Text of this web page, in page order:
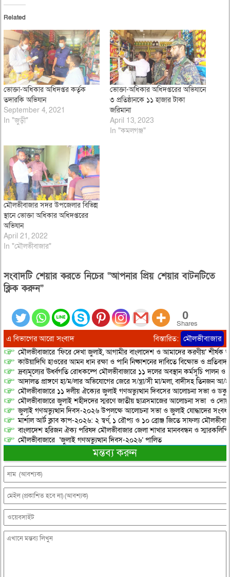
Related
ভোক্তা-অধিকার অধিদপ্তর কর্তৃক
তদারকি অভিযান
September 4, 2021
In "জুড়ী"
ভোক্তা-অধিকার অধিদপ্তরের অভিযানে
৩ প্রতিষ্ঠানকে ১১ হাজার টাকা
জরিমানা
April 13, 2023
In "কমলগঞ্জ"
মৌলভীবাজার সদর উপজেলার বিভিন্ন
স্থানে ভোক্তা অধিকার অধিদপ্তরের
অভিযান
April 21, 2022
In "মৌলভীবাজার"
সংবাদটি শেয়ার করতে নিচের “আপনার প্রিয় শেয়ার বাটনটিতে
ক্লিক করুন”
0
Shares
এ বিভাগের আরো সংবাদ বিস্তারিত: মৌলভীবাজার
মৌলভীবাজারে ‘ফিরে দেখা জুলাই, আগামীর বাংলাদেশ ও আমাদের করণীয়’ শীর্ষক
কাউয়াদিঘি হাওরের আমন ধান রক্ষা ও পানি নিষ্কাশনের দাবিতে বিক্ষোভ ও
দ্রব্যমূল্যের ঊর্ধ্বগতি রোধকল্পে মৌলভীবাজারে ১১ দলের অবস্থান কর্মসূচি পালন ও
আদালত প্রাঙ্গণে হা/ম/লার অভিযোগের জেরে স/ন্ত্রা/সী মা/মলা, বাদীসহ তিনজন আ/
মৌলভীবাজারে ১১ দলীয় ঐক্যের জুলাই গণঅভ্যুত্থান দিবসের আলোচনা সভা ও
মৌলভীবাজারে জুলাই শহীদদের স্মরণে জাতীয় ছাত্রসমাজের আলোচনা সভা ও
জুলাই গণঅভ্যুত্থান দিবস-২০২৬ উপলক্ষে আলোচনা সভা ও জুলাই যোদ্ধাদের
মার্শাল আর্ট ক্লাব কাপ-২০২৬: ২ স্বর্ণ, ১ রৌপ্য ও ১০ ব্রোঞ্জ জিতে সাফল্য
বাংলাদেশ হরিজন ঐক্য পরিষদ মৌলভীবাজার জেলা শাখার মানববন্ধন ও স্মারকলিপি
মৌলভীবাজারে ‘জুলাই গণঅভ্যুত্থান দিবস-২০২৬’ পালিত
মন্তব্য করুন